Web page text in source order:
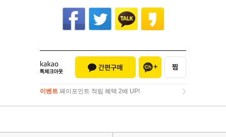
이벤트 페이포인트 적립 혜택 2배 UP!
이벤트페이포인트 적립 혜택 2배 UP!